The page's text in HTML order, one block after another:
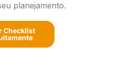
planejamento.
Checklist